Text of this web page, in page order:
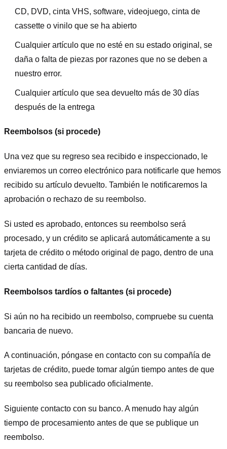
CD, DVD, cinta VHS, software, videojuego, cinta de
cassette o vinilo que se ha abierto
Cualquier artículo que no esté en su estado original, se
daña o falta de piezas por razones que no se deben a
nuestro error.
Cualquier artículo que sea devuelto más de 30 días
después de la entrega
Reembolsos (si procede)
Una vez que su regreso sea recibido e inspeccionado, le
enviaremos un correo electrónico para notificarle que hemos
recibido su artículo devuelto. También le notificaremos la
aprobación o rechazo de su reembolso.
Si usted es aprobado, entonces su reembolso será
procesado, y un crédito se aplicará automáticamente a su
tarjeta de crédito o método original de pago, dentro de una
cierta cantidad de días.
Reembolsos tardíos o faltantes (si procede)
Si aún no ha recibido un reembolso, compruebe su cuenta
bancaria de nuevo.
A continuación, póngase en contacto con su compañía de
tarjetas de crédito, puede tomar algún tiempo antes de que
su reembolso sea publicado oficialmente.
Siguiente contacto con su banco. A menudo hay algún
tiempo de procesamiento antes de que se publique un
reembolso.